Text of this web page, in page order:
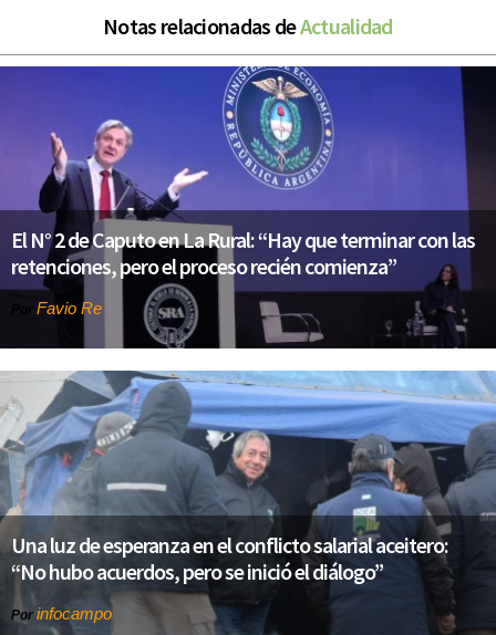
Notas relacionadas deActualidad
El N° 2 de Caputo en La Rural: “Hay que terminar con las
retenciones, pero el proceso recién comienza”
Favio Re
Una luz de esperanza en el conflicto salarial aceitero:
“No hubo acuerdos, pero se inició el diálogo”
Por infocampo